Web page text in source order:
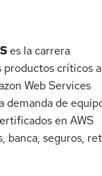
es la carrera
productos críticos
Web Services
demanda de
en AWS
banca, seguros,